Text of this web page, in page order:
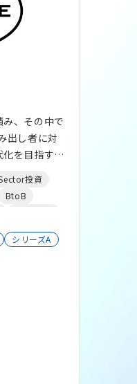
、その中で
出し者に対
を目指す大
い課題、見
観。 新市
理解者とし
て支援しま
ロダクト
投資を
場合は積
在、リー
です。 ✔︎
で可能で
投資
BtoB
シリーズA